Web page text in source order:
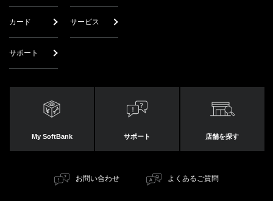
カード サービス
サポート
My SoftBank サポート 店舗を探す
お問い合わせ よくあるご質問